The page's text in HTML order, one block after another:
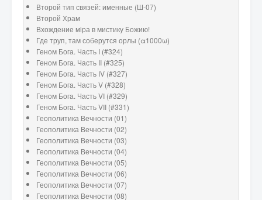
Второй тип связей: именные (Ш-07)
Второй Храм
Вхождение мiра в мистику Божию!
Где труп, там соберутся орлы (α1000ω)
Геном Бога. Часть I (#324)
Геном Бога. Часть II (#325)
Геном Бога. Часть IV (#327)
Геном Бога. Часть V (#328)
Геном Бога. Часть VI (#329)
Геном Бога. Часть VII (#331)
Геополитика Вечности (01)
Геополитика Вечности (02)
Геополитика Вечности (03)
Геополитика Вечности (04)
Геополитика Вечности (05)
Геополитика Вечности (06)
Геополитика Вечности (07)
Геополитика Вечности (08)